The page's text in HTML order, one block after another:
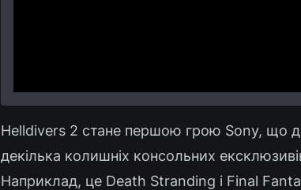
Helldivers 2 стане першою грою Sony, що
декілька колишніх консольних
Наприклад, це Death Stranding і Final